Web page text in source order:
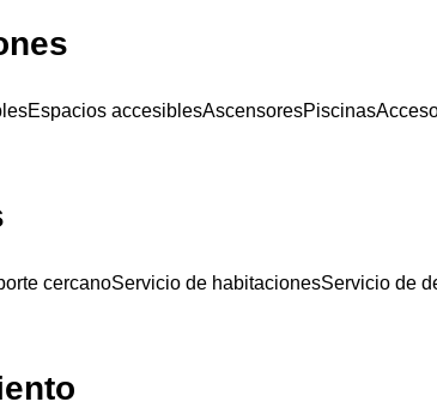
Espacios accesiblesAscensoresPiscinas
cercanoServicio de habitacionesServicio de